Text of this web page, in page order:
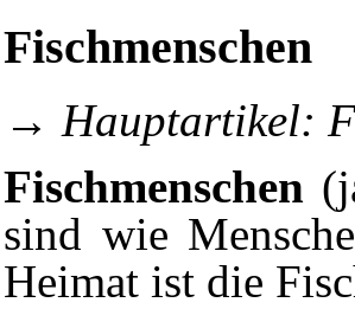
Fischmenschen
→ Hauptartikel:
Fischmenschen
sind wie
Heimat ist die